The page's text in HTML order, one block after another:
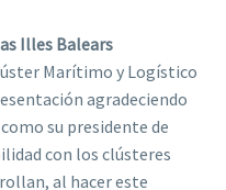
Illes Balears
Marítimo y Logístico
agradeciendo
su presidente de
con los clústeres
al hacer este